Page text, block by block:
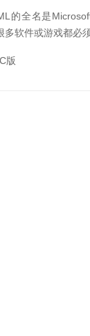
的全名是
多软件或游戏都必
版